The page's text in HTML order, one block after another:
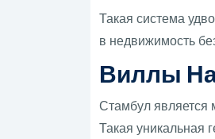
Такая система
в недвижимость
Виллы
Стамбул
Такая уникальная